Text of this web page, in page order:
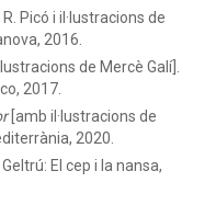
Picó i il·lustracions de
2016.
de Mercè Galí].
2017.
[amb il·lustracions de
2020.
El cep i la nansa,